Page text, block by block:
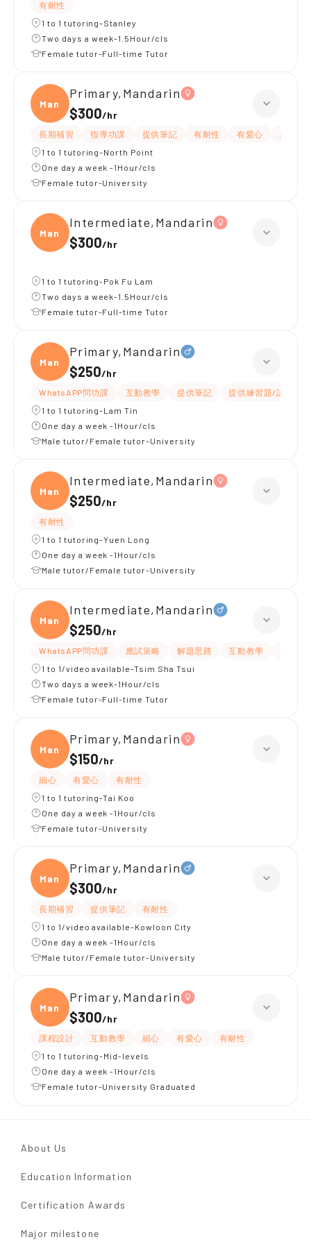
有耐性
1 to 1 tutoring-Stanley
Two days a week-1.5Hour/cls
Female tutor-Full-time Tutor
Manda
Primary,Mandarin
$300/hr
長期補習 指導功課 提供筆記 有耐性 有愛心
細心
1 to 1 tutoring-North Point
One day a week -1Hour/cls
Female tutor-University
Manda
Intermediate,Mandarin
$300/hr
1 to 1 tutoring-Pok Fu Lam
Two days a week-1.5Hour/cls
Female tutor-Full-time Tutor
Manda
Primary,Mandarin
$250/hr
WhatsAPP問功課 互動教學 提供筆記 提供練習題/試題
1 to 1 tutoring-Lam Tin
One day a week -1Hour/cls
Male tutor/Female tutor-University
Manda
Intermediate,Mandarin
$250/hr
有耐性
1 to 1 tutoring-Yuen Long
One day a week -1Hour/cls
Male tutor/Female tutor-University
Manda
Intermediate,Mandarin
$250/hr
WhatsAPP問功課 應試策略 解題思路 互動教學
1 to 1/video available-Tsim Sha Tsui
Two days a week-1Hour/cls
Female tutor-Full-time Tutor
Manda
Primary,Mandarin
$150/hr
細心 有愛心
有耐性
1 to 1 tutoring-Tai Koo
One day a week -1Hour/cls
Female tutor-University
Manda
Primary,Mandarin
$300/hr
長期補習 提供筆記
有耐性
1 to 1/video available-Kowloon City
One day a week -1Hour/cls
Male tutor/Female tutor-University
Manda
Primary,Mandarin
$300/hr
課程設計 互動教學 細心 有愛心
有耐性
1 to 1 tutoring-Mid-levels
One day a week -1Hour/cls
Female tutor-University Graduated
About Us
Education Information
Certification Awards
Major milestone